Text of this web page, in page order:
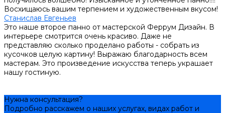
Восхищаюсь вашим терпением и художественным вкусом!
Станислав Евгеньев
Это наше второе панно от мастерской Феррум Дизайн. В
интерьере смотрится очень красиво. Даже не
представляю сколько проделано работы - собрать из
кусочков целую картину! Выражаю благодарность всем
мастерам. Это произведение искусства теперь украшает
нашу гостиную.
Нужна консультация?
Подробно расскажем о наших услугах, видах работ и